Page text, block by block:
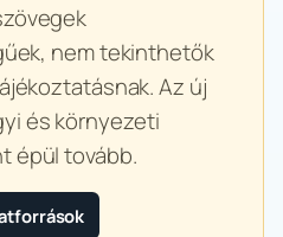
nem tekinthetők
Az új
és környezeti
épül tovább.